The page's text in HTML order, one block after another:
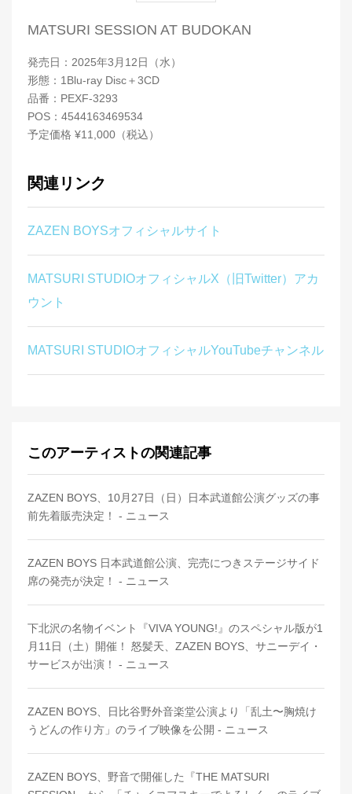
MATSURI SESSION AT BUDOKAN
発売日：2025年3月12日（水）
形態：1Blu-ray Disc＋3CD
品番：PEXF-3293
POS：4544163469534
予定価格 ¥11,000（税込）
関連リンク
ZAZEN BOYSオフィシャルサイト
MATSURI STUDIOオフィシャルX（旧Twitter）アカ
ウント
MATSURI STUDIOオフィシャルYouTubeチャンネル
このアーティストの関連記事
ZAZEN BOYS、10月27日（日）日本武道館公演グッズの事
前先着販売決定！ - ニュース
ZAZEN BOYS 日本武道館公演、完売につきステージサイド
席の発売が決定！ - ニュース
下北沢の名物イベント『VIVA YOUNG!』のスペシャル版が1
月11日（土）開催！ 怒髪天、ZAZEN BOYS、サニーデイ・
サービスが出演！ - ニュース
ZAZEN BOYS、日比谷野外音楽堂公演より「乱土〜胸焼け
うどんの作り方」のライブ映像を公開 - ニュース
ZAZEN BOYS、野音で開催した『THE MATSURI